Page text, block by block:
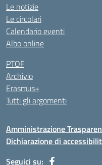
Le notizie
Le circolari
Calendario eventi
Albo online
PTOF
Archivio
Erasmus+
Tutti gli argomenti
Amministrazione
Dichiarazione di
Seguici su: